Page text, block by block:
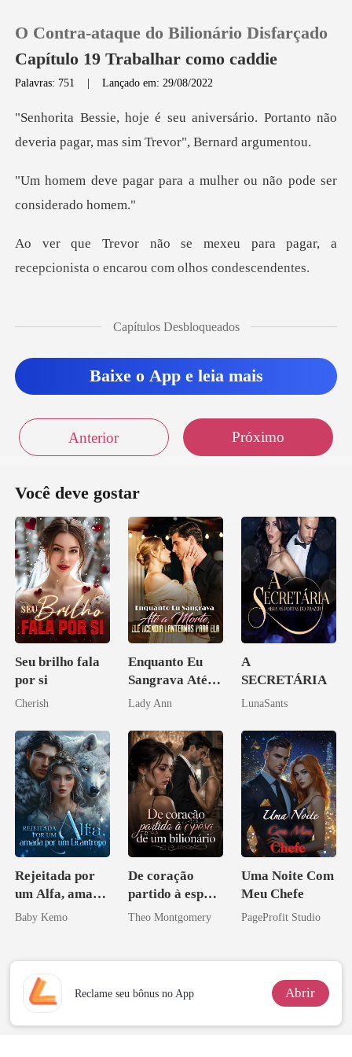
0
Histórico
O Contra-ataque do Bilionário Disfarçado
Capítulo 19 Trabalhar como caddie
Palavras: 751 |Lançado em: 29/08/2022
sário. Portanto não
deveria pagar, m
ra a mulher ou não pode
ara pagar, a
recepcionista o enc
Capítulos Desbloqueados
Baixe o App e leia mais
Anterior Próximo
Você deve gostar
Seu brilho fala
por si
Cherish
Enquanto Eu
Sangrava Até a
Morte, Ele
Lanternas Para
Ela
Lady Ann
A
SECRETÁRIA
LunaSants
Rejeitada por
um Alfa, amada
por um
Baby Kemo
De coração
partido à esposa
de um bilionário
Theo Montgomery
Uma Noite Com
Meu Chefe
PageProfit Studio
Reclame seu bônus no App Abrir